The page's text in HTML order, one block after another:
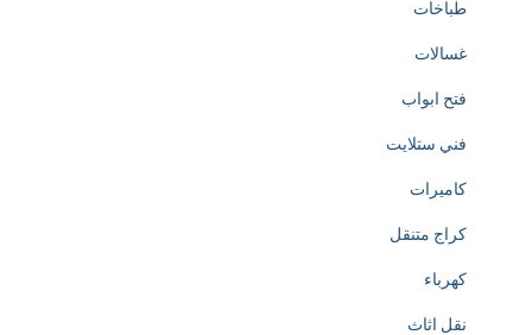
طباخات
غسالات
فتح ابواب
فني ستلايت
كاميرات
كراج متنقل
كهرباء
نقل اثاث